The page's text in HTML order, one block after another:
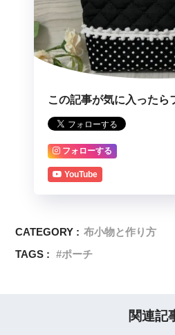
この記事が気に入ったら
フォローする
YouTube
CATEGORY : 布小物と作り方
TAGS :
ポーチ
関連記